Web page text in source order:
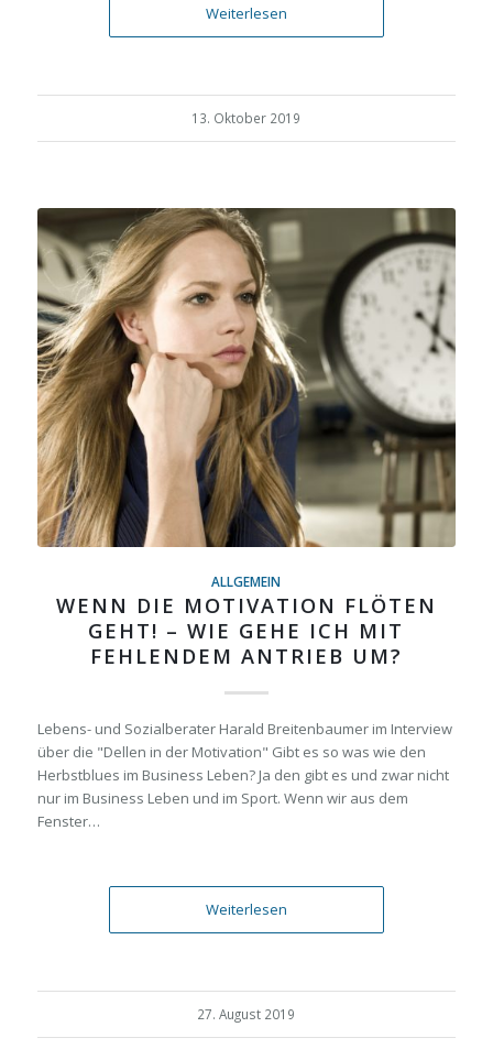
Weiterlesen
13. Oktober 2019
ALLGEMEIN
WENN DIE MOTIVATION FLÖTEN
GEHT! – WIE GEHE ICH MIT
FEHLENDEM ANTRIEB UM?
Lebens- und Sozialberater Harald Breitenbaumer im Interview
über die "Dellen in der Motivation" Gibt es so was wie den
Herbstblues im Business Leben? Ja den gibt es und zwar nicht
nur im Business Leben und im Sport. Wenn wir aus dem
Fenster…
Weiterlesen
27. August 2019